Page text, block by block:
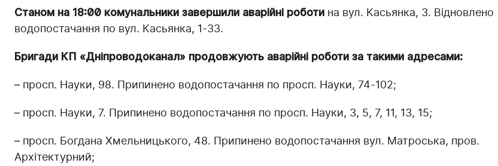
Станом на 18:00 комунальники завершили аварійні роботи на вул. Касьянка, 3. Відновлено
водопостачання по вул. Касьянка, 1-33.
Бригади КП «Дніпроводоканал» продовжують аварійні роботи за такими адресами:
– просп. Науки, 98. Припинено водопостачання по просп. Науки, 74-102;
– просп. Науки, 7. Припинено водопостачання по просп. Науки, 3, 5, 7, 11, 13, 15;
– просп. Богдана Хмельницького, 48. Припинено водопостачання вул. Матроська, пров.
Архітектурний;